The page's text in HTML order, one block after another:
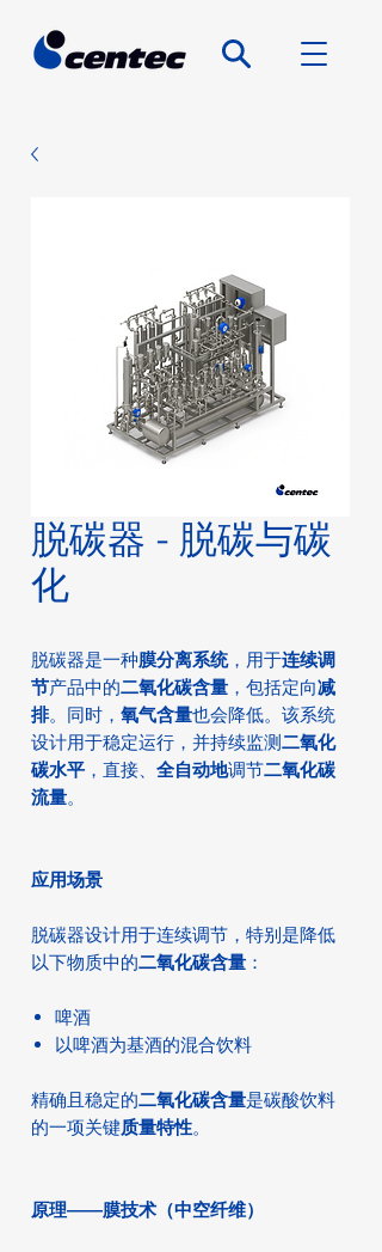
脱碳器 - 脱碳与碳
化
脱碳器是一种膜分离系统，用于连续调
节产品中的二氧化碳含量 ，包括定向减
排。同时， 氧气含量也会降低。该系统
设计用于稳定运行，并持续监测二氧化
碳水平 ，直接、 全自动地调节二氧化碳
流量。
应用场景
脱碳器设计用于连续调节，特别是降低
以下物质中的二氧化碳含量 ：
啤酒
以啤酒为基酒的混合饮料
精确且稳定的二氧化碳含量是碳酸饮料
的一项关键质量特性。
原理——膜技术（中空纤维）